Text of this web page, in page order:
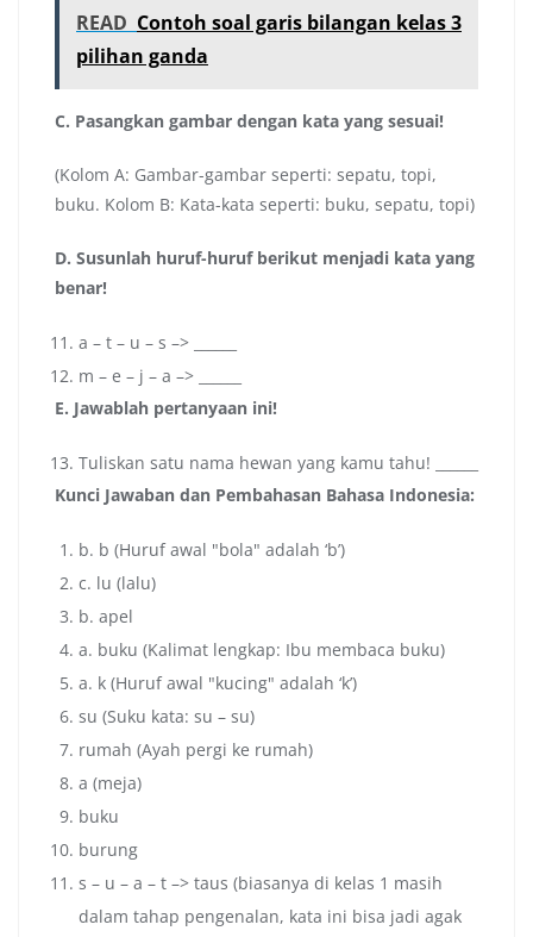
READ Contoh soal garis bilangan kelas 3
pilihan ganda
C. Pasangkan gambar dengan kata yang sesuai!
(Kolom A: Gambar-gambar seperti: sepatu, topi,
buku. Kolom B: Kata-kata seperti: buku, sepatu, topi)
D. Susunlah huruf-huruf berikut menjadi kata yang
benar!
a – t – u – s –> ______
m – e – j – a –> ______
E. Jawablah pertanyaan ini!
Tuliskan satu nama hewan yang kamu tahu! ______
Kunci Jawaban dan Pembahasan Bahasa Indonesia:
b. b (Huruf awal "bola" adalah ‘b’)
c. lu (lalu)
b. apel
a. buku (Kalimat lengkap: Ibu membaca buku)
a. k (Huruf awal "kucing" adalah ‘k’)
su (Suku kata: su – su)
rumah (Ayah pergi ke rumah)
a (meja)
buku
burung
s – u – a – t –> taus (biasanya di kelas 1 masih
dalam tahap pengenalan, kata ini bisa jadi agak